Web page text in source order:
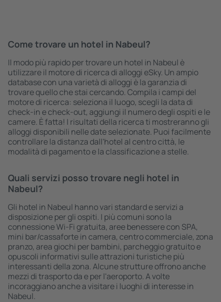
Come trovare un hotel in Nabeul?
Il modo più rapido per trovare un hotel in Nabeul è
utilizzare il motore di ricerca di alloggi eSky. Un ampio
database con una varietà di alloggi è la garanzia di
trovare quello che stai cercando. Compila i campi del
motore di ricerca: seleziona il luogo, scegli la data di
check-in e check-out, aggiungi il numero degli ospiti e le
camere. È fatta! I risultati della ricerca ti mostreranno gli
alloggi disponibili nelle date selezionate. Puoi facilmente
controllare la distanza dall'hotel al centro città, le
modalità di pagamento e la classificazione a stelle.
Quali servizi posso trovare negli hotel in
Nabeul?
Gli hotel in Nabeul hanno vari standard e servizi a
disposizione per gli ospiti. I più comuni sono la
connessione Wi-Fi gratuita, aree benessere con SPA,
mini bar/cassaforte in camera, centro commerciale, zona
pranzo, area giochi per bambini, parcheggio gratuito e
opuscoli informativi sulle attrazioni turistiche più
interessanti della zona. Alcune strutture offrono anche
mezzi di trasporto da e per l'aeroporto. A volte
incoraggiano anche a visitare i luoghi di interesse in
Nabeul.